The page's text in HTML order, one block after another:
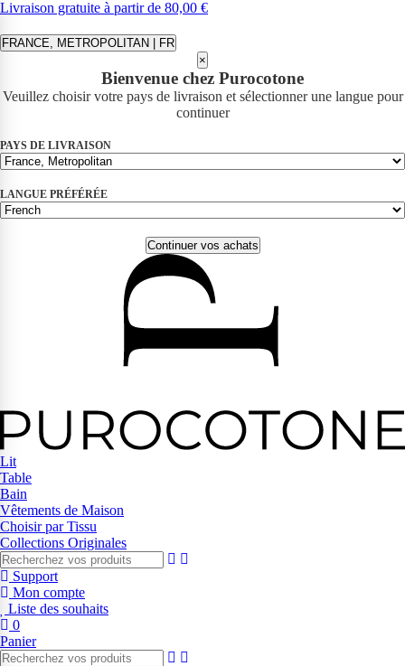
Livraison gratuite à partir de 80,00 €
FRANCE, METROPOLITAN | FR
×
Bienvenue chez Purocotone
Veuillez choisir votre pays de livraison et sélectionner une langue pour
continuer
PAYS DE LIVRAISON
LANGUE PRÉFÉRÉE
Continuer vos achats
Lit
Table
Bain
Vêtements de Maison
Choisir par Tissu
Collections Originales
Support
Mon compte
Liste des souhaits
0
Panier